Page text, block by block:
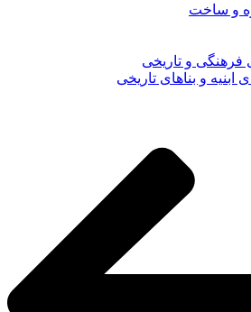
و ساخت
و تاریخی
و بناهای تاریخی